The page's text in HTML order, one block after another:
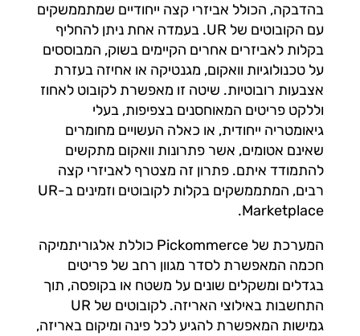
בהדבקה, הכולל אביזרי קצה ייחודיים שמתממשקים
עם הקובוטים של UR. בעמדה אחת ניתן להחליף
בקלות לאביזרים אחרים הקיימים בשוק, המבוססים
על טכנולוגיות וואקום, מגנטיקה או אחיזה בעזרת
אצבעות רובוטיות. שיטה זו מאפשרת לקובוט לאחוז
וללקט פריטים המאוחסנים בצפיפות, בעלי
גיאומטריה ייחודית, או כאלה העשויים מחומרים
שאינם אטומים, אשר פתרונות וואקום מתקשים
להתמודד איתם. פתרון זה מצטרף לאביזרי קצה
רבים, המתממשקים בקלות לקובוטים וזמינים ב-UR
Marketplace.
המערכת של Pickommerce כוללת אלגוריתמיקה
חכמה המאפשרת לסדר מגוון רחב של פריטים
בגדלים ומשקלים שונים על משטח או בקופסה, תוך
התחשבות באילוצי האריזה. לקובוטים של UR
גמישות המאפשרת להגיע לכל פינה ומיקום באריזה,